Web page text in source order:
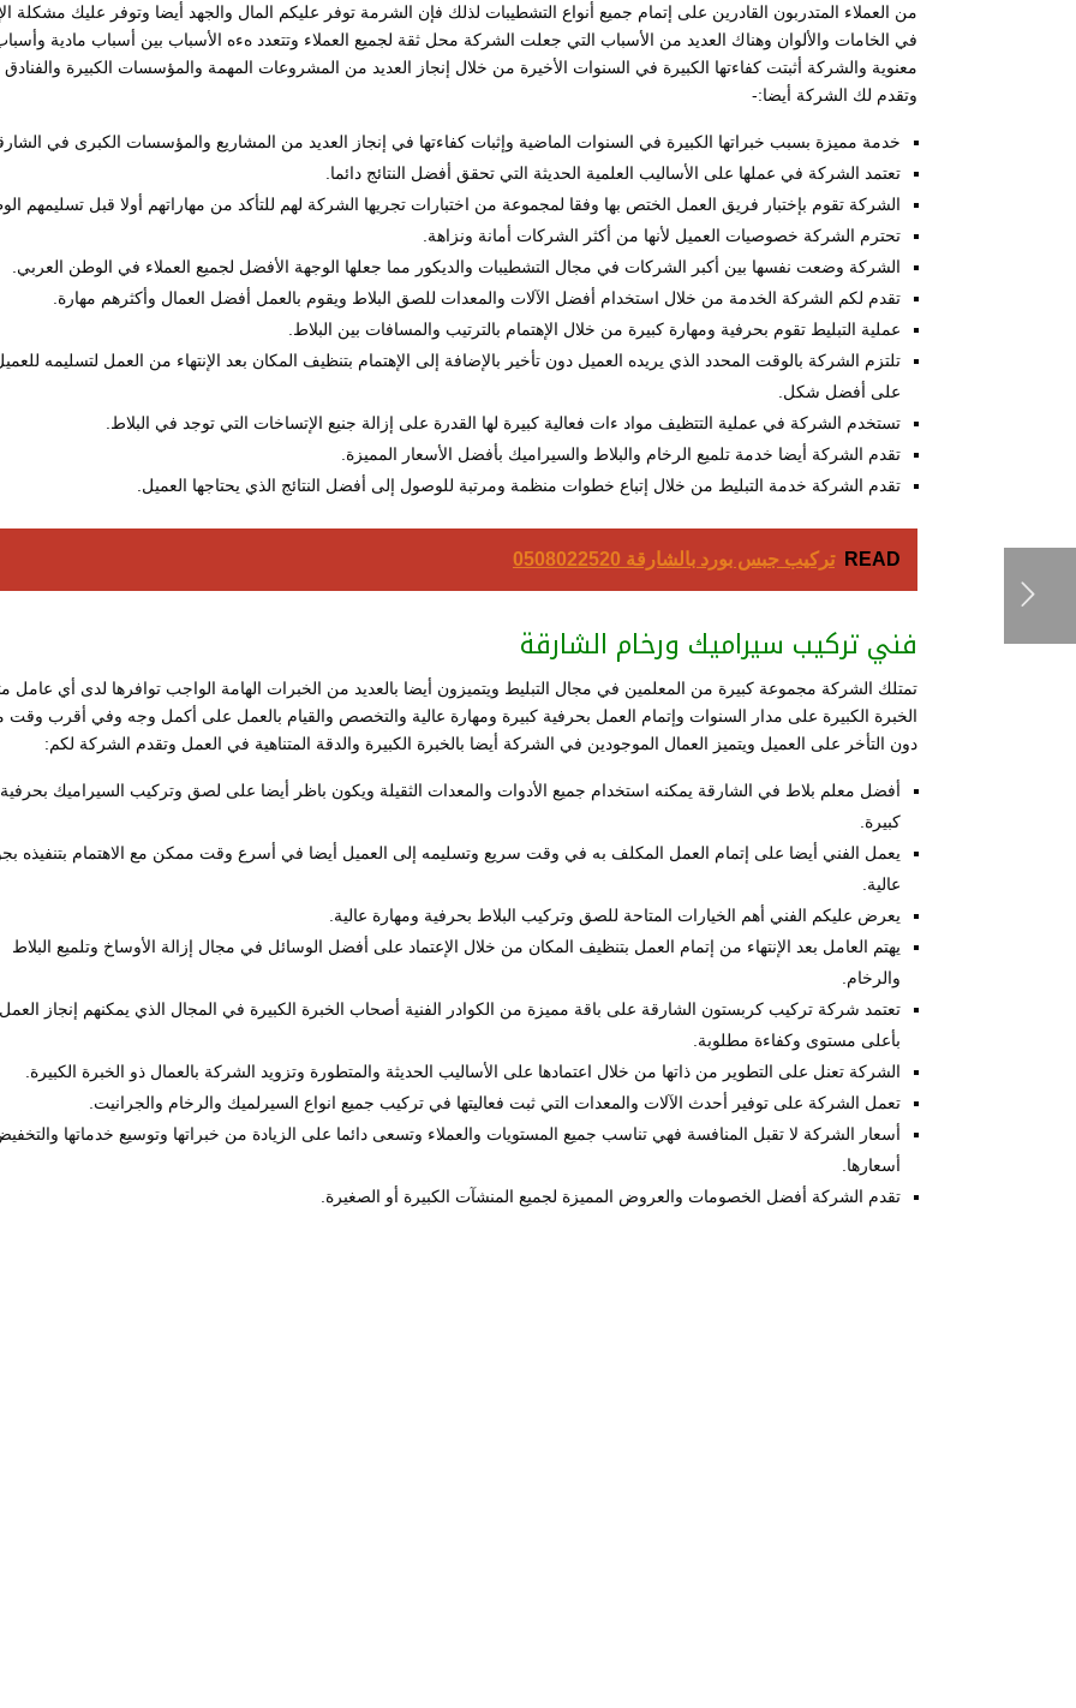
من العملاء المتدربون القادرين على إتمام جميع أنواع التشطيبات لذلك فإن الشرمة توفر عليكم المال والجهد أيضا وتوفر عليك مشكلة
في الخامات والألوان وهناك العديد من الأسباب التي جعلت الشركة محل ثقة لجميع العملاء وتتعدد هءه الأسباب بين أسباب مادية
معنوية والشركة أثبتت كفاءتها الكبيرة في السنوات الأخيرة من خلال إنجاز العديد من المشروعات المهمة والمؤسسات الكبيرة والفنادق
وتقدم لك الشركة أيضا:-
خدمة مميزة بسبب خبراتها الكبيرة في السنوات الماضية وإثبات كفاءتها في إنجاز العديد من المشاريع والمؤسسات الكبرى في
تعتمد الشركة في عملها على الأساليب العلمية الحديثة التي تحقق أفضل النتائج دائما.
الشركة تقوم بإختبار فريق العمل الختص بها وفقا لمجموعة من اختبارات تجريها الشركة لهم للتأكد من مهاراتهم أولا قبل تسليمهم
تحترم الشركة خصوصيات العميل لأنها من أكثر الشركات أمانة ونزاهة.
الشركة وضعت نفسها بين أكبر الشركات في مجال التشطيبات والديكور مما جعلها الوجهة الأفضل لجميع العملاء في الوطن العربي.
تقدم لكم الشركة الخدمة من خلال استخدام أفضل الآلات والمعدات للصق البلاط ويقوم بالعمل أفضل العمال وأكثرهم مهارة.
عملية التبليط تقوم بحرفية ومهارة كبيرة من خلال الإهتمام بالترتيب والمسافات بين البلاط.
تلتزم الشركة بالوقت المحدد الذي يريده العميل دون تأخير بالإضافة إلى الإهتمام بتنظيف المكان بعد الإنتهاء من العمل لتسليمه
على أفضل شكل.
تستخدم الشركة في عملية التتظيف مواد ءات فعالية كبيرة لها القدرة على إزالة جنيع الإتساخات التي توجد في البلاط.
تقدم الشركة أيضا خدمة تلميع الرخام والبلاط والسيراميك بأفضل الأسعار المميزة.
تقدم الشركة خدمة التبليط من خلال إتباع خطوات منظمة ومرتبة للوصول إلى أفضل النتائج الذي يحتاجها العميل.
READ تركيب جبس بورد بالشارقة 0508022520
فني تركيب سيراميك ورخام الشارقة
تمتلك الشركة مجموعة كبيرة من المعلمين في مجال التبليط ويتميزون أيضا بالعديد من الخبرات الهامة الواجب توافرها لدى أي عامل
الخبرة الكبيرة على مدار السنوات وإتمام العمل بحرفية كبيرة ومهارة عالية والتخصص والقيام بالعمل على أكمل وجه وفي أقرب
دون التأخر على العميل ويتميز العمال الموجودين في الشركة أيضا بالخبرة الكبيرة والدقة المتناهية في العمل وتقدم الشركة لكم:
أفضل معلم بلاط في الشارقة يمكنه استخدام جميع الأدوات والمعدات الثقيلة ويكون باظر أيضا على لصق وتركيب السيراميك بحرفية
كبيرة.
يعمل الفني أيضا على إتمام العمل المكلف به في وقت سريع وتسليمه إلى العميل أيضا في أسرع وقت ممكن مع الاهتمام بتنفيذه
عالية.
يعرض عليكم الفني أهم الخيارات المتاحة للصق وتركيب البلاط بحرفية ومهارة عالية.
يهتم العامل بعد الإنتهاء من إتمام العمل بتنظيف المكان من خلال الإعتماد على أفضل الوسائل في مجال إزالة الأوساخ وتلميع البلاط
والرخام.
تعتمد شركة تركيب كربستون الشارقة على باقة مميزة من الكوادر الفنية أصحاب الخبرة الكبيرة في المجال الذي يمكنهم إنجاز العمل
بأعلى مستوى وكفاءة مطلوبة.
الشركة تعنل على التطوير من ذاتها من خلال اعتمادها على الأساليب الحديثة والمتطورة وتزويد الشركة بالعمال ذو الخبرة الكبيرة.
تعمل الشركة على توفير أحدث الآلات والمعدات التي ثبت فعاليتها في تركيب جميع انواع السيرلميك والرخام والجرانيت.
أسعار الشركة لا تقبل المنافسة فهي تناسب جميع المستويات والعملاء وتسعى دائما على الزيادة من خبراتها وتوسيع خدماتها
أسعارها.
تقدم الشركة أفضل الخصومات والعروض المميزة لجميع المنشآت الكبيرة أو الصغيرة.